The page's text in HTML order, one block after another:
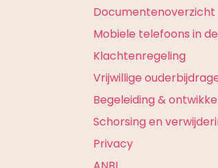
Documentenoverzicht
Mobiele telefoons in
Klachtenregeling
Vrijwillige
Begeleiding &
Schorsing en
Privacy